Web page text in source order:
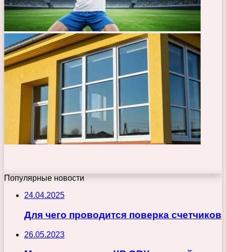
Популярные новости
24.04.2025
Для чего проводится поверка счетчиков
26.05.2023